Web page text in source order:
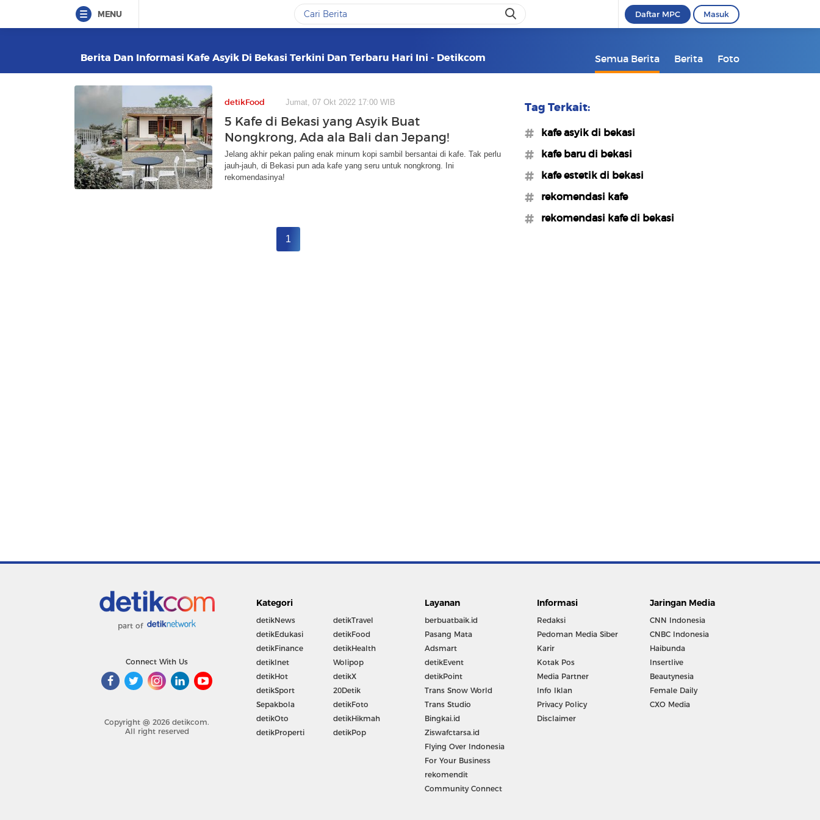
MENU Daftar MPC Masuk
Berita Dan Informasi Kafe Asyik Di Bekasi Terkini Dan Terbaru Hari Ini - Detikcom Semua Berita Berita Foto
detikFood Jumat, 07 Okt 2022 17:00 WIB
5 Kafe di Bekasi yang Asyik Buat
Nongkrong, Ada ala Bali dan Jepang!
Jelang akhir pekan paling enak minum kopi sambil bersantai di kafe. Tak perlu
jauh-jauh, di Bekasi pun ada kafe yang seru untuk nongkrong. Ini
rekomendasinya!
1
Tag Terkait:
#kafe asyik di bekasi
#kafe baru di bekasi
#kafe estetik di bekasi
#rekomendasi kafe
#rekomendasi kafe di bekasi
part of
Connect With Us
Copyright @ 2026 detikcom.
All right reserved
Kategori
detikNews
detikEdukasi
detikFinance
detikInet
detikHot
detikSport
Sepakbola
detikOto
detikProperti
detikTravel
detikFood
detikHealth
Wolipop
detikX
20Detik
detikFoto
detikHikmah
detikPop
Layanan
berbuatbaik.id
Pasang Mata
Adsmart
detikEvent
detikPoint
Trans Snow World
Trans Studio
Bingkai.id
Ziswafctarsa.id
Flying Over Indonesia
For Your Business
rekomendit
Community Connect
Informasi
Redaksi
Pedoman Media Siber
Karir
Kotak Pos
Media Partner
Info Iklan
Privacy Policy
Disclaimer
Jaringan Media
CNN Indonesia
CNBC Indonesia
Haibunda
Insertlive
Beautynesia
Female Daily
CXO Media